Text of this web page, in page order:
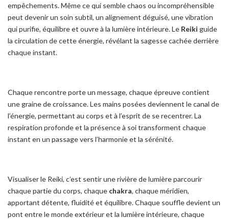
empêchements. Même ce qui semble chaos ou incompréhensible
peut devenir un soin subtil, un alignement déguisé, une vibration
qui purifie, équilibre et ouvre à la lumière intérieure. Le Reiki guide
la circulation de cette énergie, révélant la sagesse cachée derrière
chaque instant.
Chaque rencontre porte un message, chaque épreuve contient
une graine de croissance. Les mains posées deviennent le canal de
l’énergie, permettant au corps et à l’esprit de se recentrer. La
respiration profonde et la présence à soi transforment chaque
instant en un passage vers l’harmonie et la sérénité.
Visualiser le Reiki, c’est sentir une rivière de lumière parcourir
chaque partie du corps, chaque chakra, chaque méridien,
apportant détente, fluidité et équilibre. Chaque souffle devient un
pont entre le monde extérieur et la lumière intérieure, chaque